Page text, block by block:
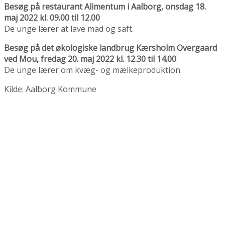
Besøg på restaurant Alimentum i Aalborg, onsdag 18.
maj 2022 kl. 09.00 til 12.00
De unge lærer at lave mad og saft.
Besøg på det økologiske landbrug Kærsholm Overgaard
ved Mou, fredag 20. maj 2022 kl. 12.30 til 14.00
De unge lærer om kvæg- og mælkeproduktion.
Kilde: Aalborg Kommune